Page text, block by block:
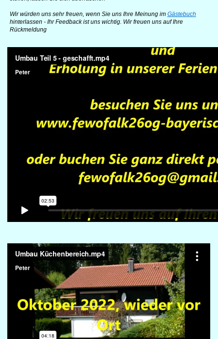
Wir würden uns sehr freuen, wenn Sie uns Ihre Meinung im Gästebuch
hinterlassen - Ihr Feedback ist uns wichtig. Wir freuen uns auf Ihre
Rückmeldung